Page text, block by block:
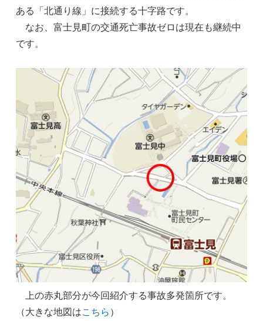
ある「北通り線」に接続する十字路です。
なお、富士見町の交通死亡事故ゼロは現在も継続中
です。
上の赤丸部分が今回紹介する事故多発箇所です。
（大きな地図はこちら ）